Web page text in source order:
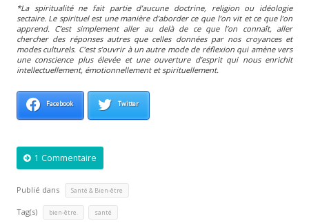
*La spiritualité ne fait partie d’aucune doctrine, religion ou idéologie
sectaire. Le spirituel est une manière d’aborder ce que l’on vit et ce que l’on
apprend. C’est simplement aller au delà de ce que l’on connaît, aller
chercher des réponses autres que celles données par nos croyances et
modes culturels. C’est s’ouvrir à un autre mode de réflexion qui amène vers
une conscience plus élevée et une ouverture d’esprit qui nous enrichit
intellectuellement, émotionnellement et spirituellement.
Facebook Twitter
1 Commentaire
Publié dans Santé & Bien-être
Tag(s) bien-être. santé